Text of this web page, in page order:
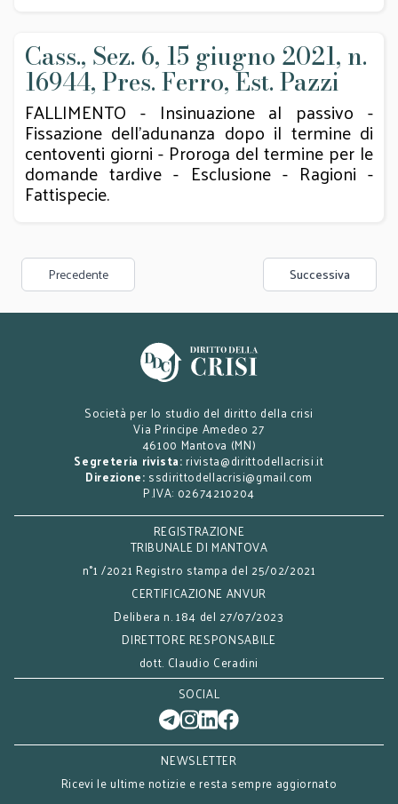
Cass., Sez. 6, 15 giugno 2021, n.
16944, Pres. Ferro, Est. Pazzi
FALLIMENTO - Insinuazione al passivo -
Fissazione dell’adunanza dopo il termine di
centoventi giorni - Proroga del termine per le
domande tardive - Esclusione - Ragioni -
Fattispecie.
Precedente Successiva
Società per lo studio del diritto della crisi
Via Principe Amedeo 27
46100 Mantova (MN)
Segreteria rivista: rivista@dirittodellacrisi.it
Direzione: ssdirittodellacrisi@gmail.com
P.IVA: 02674210204
REGISTRAZIONE
TRIBUNALE DI MANTOVA
n°1 /2021 Registro stampa del 25/02/2021
CERTIFICAZIONE ANVUR
Delibera n. 184 del 27/07/2023
DIRETTORE RESPONSABILE
dott. Claudio Ceradini
SOCIAL
NEWSLETTER
Ricevi le ultime notizie e resta sempre aggiornato